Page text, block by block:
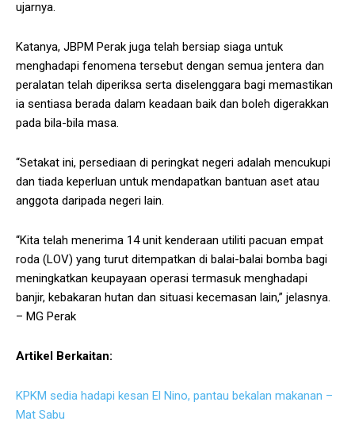
ujarnya.
Katanya, JBPM Perak juga telah bersiap siaga untuk
menghadapi fenomena tersebut dengan semua jentera dan
peralatan telah diperiksa serta diselenggara bagi memastikan
ia sentiasa berada dalam keadaan baik dan boleh digerakkan
pada bila-bila masa.
“Setakat ini, persediaan di peringkat negeri adalah mencukupi
dan tiada keperluan untuk mendapatkan bantuan aset atau
anggota daripada negeri lain.
“Kita telah menerima 14 unit kenderaan utiliti pacuan empat
roda (LOV) yang turut ditempatkan di balai-balai bomba bagi
meningkatkan keupayaan operasi termasuk menghadapi
banjir, kebakaran hutan dan situasi kecemasan lain,” jelasnya.
– MG Perak
Artikel Berkaitan:
KPKM sedia hadapi kesan El Nino, pantau bekalan makanan –
Mat Sabu